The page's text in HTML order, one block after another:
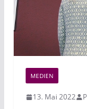
MEDIEN
13. Mai 2022